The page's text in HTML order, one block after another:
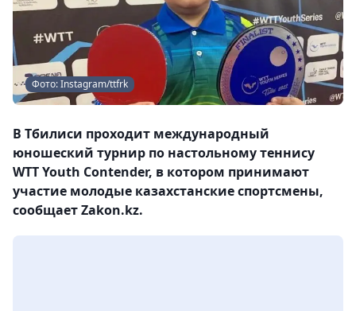
Фото: Instagram/ttfrk
В Тбилиси проходит международный
юношеский турнир по настольному теннису
WTT Youth Contender, в котором принимают
участие молодые казахстанские спортсмены,
сообщает Zakon.kz.